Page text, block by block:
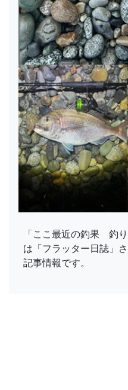
「ここ最近の釣果 釣
は「フラッター日誌」
記事情報です。